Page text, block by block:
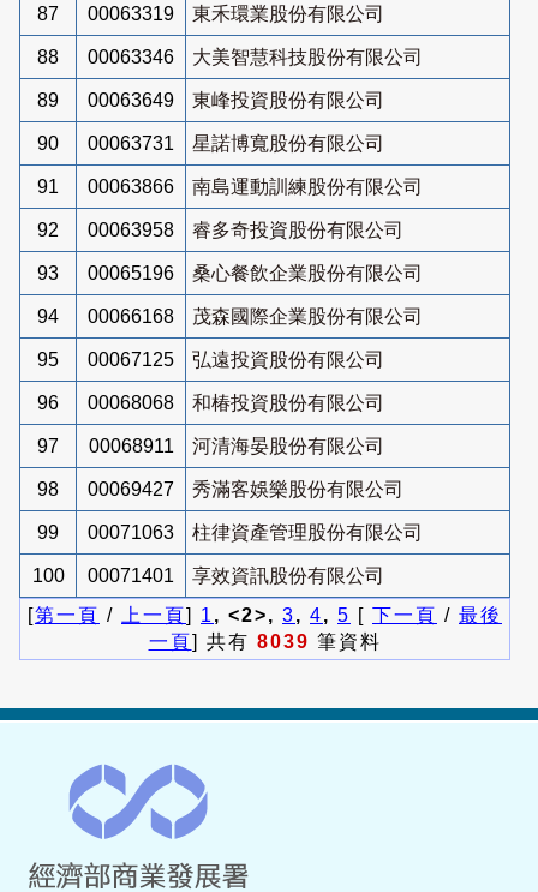
87 00063319 東禾環業股份有限公司
88 00063346 大美智慧科技股份有限公司
89 00063649 東峰投資股份有限公司
90 00063731 星諾博寬股份有限公司
91 00063866 南島運動訓練股份有限公司
92 00063958 睿多奇投資股份有限公司
93 00065196 桑心餐飲企業股份有限公司
94 00066168 茂森國際企業股份有限公司
95 00067125 弘遠投資股份有限公司
96 00068068 和椿投資股份有限公司
97 00068911 河清海晏股份有限公司
98 00069427 秀滿客娛樂股份有限公司
99 00071063 柱律資產管理股份有限公司
100 00071401
享效資訊股份有限公司
[第一頁 / 上一頁] 1 , <2>, 3, 4, 5 [ 下一頁 / 最後
一頁] 共有 8039 筆資料